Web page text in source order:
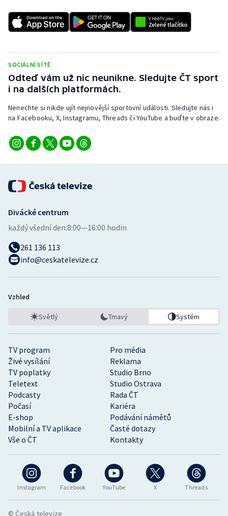
Short track
Stolní tenis
Triatlon
Veslování
Vodní slalom
Volejbal
Ostatní
SOCIÁLNÍ SÍTĚ
Odteď vám už nic neunikne. Sledujte ČT sport
i na dalších platformách.
Nenechte si nikde ujít nejnovější sportovní události. Sledujte nás i
na Facebooku, X, Instagramu, Threads či YouTube a buďte v obraze.
Instagram Facebook YouTube X Threads
TV program
Pro média
Živé vysílání
Reklama
TV poplatky
Studio Brno
Teletext
Studio Ostrava
Podcasty
Rada ČT
Počasí
Kariéra
E-shop
Podávání námětů
Mobilní a TV aplikace
Časté dotazy
Vše o ČT
Kontakty
Divácké centrum
každý všední den:8:00—16:00 hodin
261 136 113
info@ceskatelevize.cz
Vzhled
Světlý Tmavý Systém
© Česká televize